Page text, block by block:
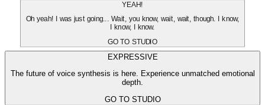
YEAH!
Oh yeah! I was just going... Wait, you know, wait, wait, though. I know,
I know, I know.
GO TO STUDIO
EXPRESSIVE
The future of voice synthesis is here. Experience unmatched emotional
depth.
GO TO STUDIO